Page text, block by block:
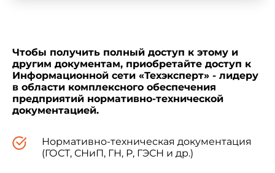
Чтобы получить полный доступ к этому и
другим документам, приобретайте доступ к
Информационной сети «Техэксперт» - лидеру
в области комплексного обеспечения
предприятий нормативно-технической
документацией.
Нормативно-техническая документация
(ГОСТ, СНиП, ГН, Р, ГЭСН и др.)